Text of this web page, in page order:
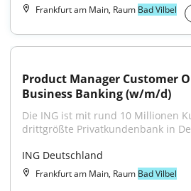
Frankfurt am Main, Raum Bad Vilbel
Product Manager Customer
Business Banking (w/m/d)
Die ING ist mit rund 10 Millionen
drittgrößte Privatkundenbank in
ING Deutschland
Frankfurt am Main, Raum Bad Vilbel